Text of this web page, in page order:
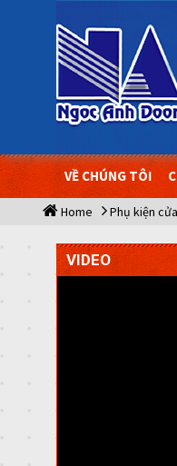
VỀ CHÚNG TÔI
Home Phụ kiện
VIDEO